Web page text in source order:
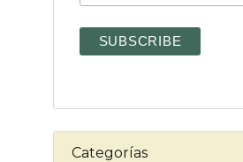
Categorías